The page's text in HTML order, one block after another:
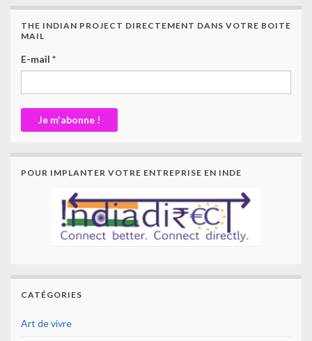
THE INDIAN PROJECT DIRECTEMENT DANS VOTRE BOITE
MAIL
E-mail *
POUR IMPLANTER VOTRE ENTREPRISE EN INDE
CATÉGORIES
Art de vivre